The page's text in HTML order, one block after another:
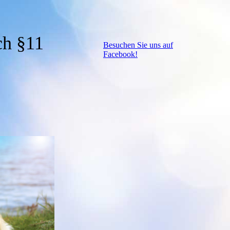
§11
Besuchen Sie uns auf
Facebook!